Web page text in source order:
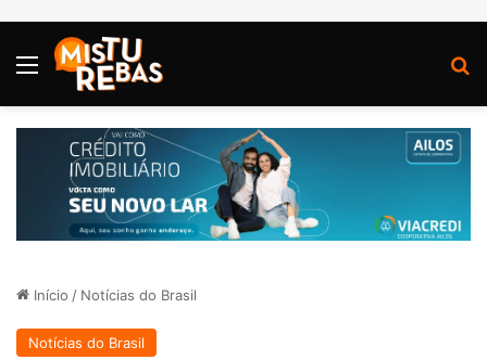
Menu
Início / Notícias do Brasil
Notícias do Brasil